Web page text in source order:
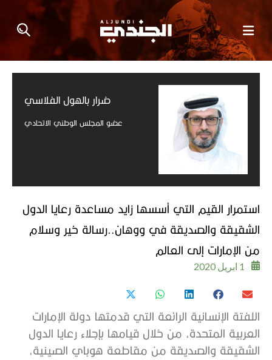
ضرار بالهول الفلاسي
عضو المجلس الوطني الاتحادي
استمرار القيم التي أسسها زايد مساعدة رعايا الدول
الشقيقة والصديقة في ووهان..رسالة خير وسلام
من الإمارات إلى العالم
1 ابريل 2020
اللفتة الإنسانية الرائعة التي قدمتها دولة الإمارات
العربية المتحدة، من خلال قيامها بإجلاء رعايا الدول
الشقيقة والصديقة من مقاطعة هوباي الصينية،